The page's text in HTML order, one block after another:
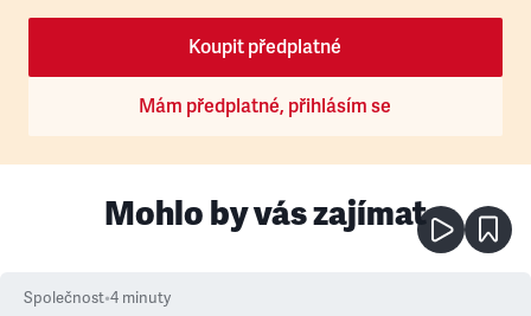
Koupit předplatné
Mám předplatné, přihlásím se
Mohlo by vás zajímat
Společnost•4 minuty